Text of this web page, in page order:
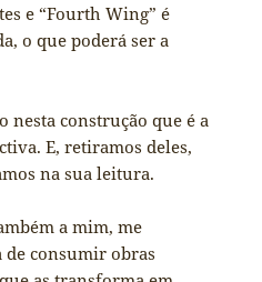
e “Fourth Wing” é
o que poderá ser a
nesta construção que é a
E, retiramos deles,
na sua leitura.
a mim, me
de consumir obras